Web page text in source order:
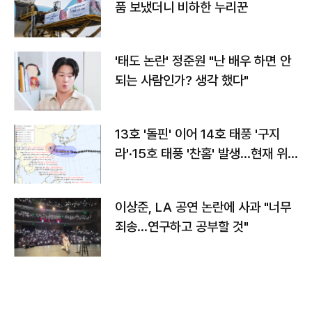
품 보냈더니 비하한 누리꾼
'태도 논란' 정준원 "난 배우 하면 안
되는 사람인가? 생각 했다"
13호 '돌핀' 이어 14호 태풍 '구지
라'·15호 태풍 '찬홈' 발생…현재 위
이상준, LA 공연 논란에 사과 "너무
죄송…연구하고 공부할 것"